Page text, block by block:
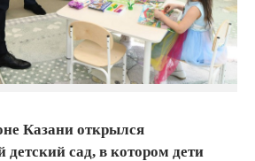
Казани открылся
сад, в котором дети